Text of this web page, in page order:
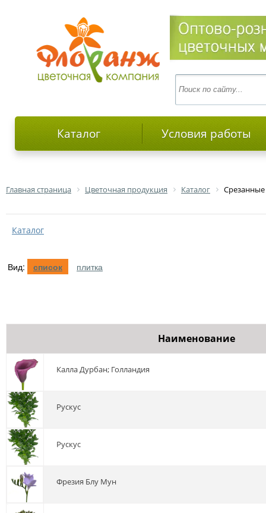
Каталог Условия работы
Главная страница Цветочная продукция Каталог
Каталог
Вид: список плитка
Наименование
калла Дурбан; Голландия
Рускус
рускус
фрезия Блу Мун